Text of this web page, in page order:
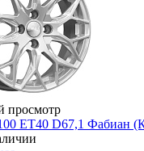
просмотр
ET40 D67,1 Фабиан